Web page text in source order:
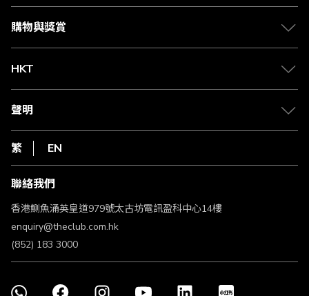
媒體中心
會籍及專屬禮遇
賺取積分
購物與獎賞
物流與配送
Club Shopping 商品領取站
常見問題
HKT
csl.
1010
HKT
聲明
私隱聲明
使用條款
條款及細則
不歧視及不騷擾聲明
認可牌照及通告
繁 EN
聯絡我們
香港鰂魚涌英皇道979號太古坊電訊盈科中心14樓
enquiry@theclub.com.hk
(852) 183 3000